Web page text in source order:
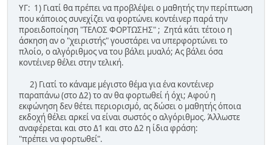
ΥΓ: 1) Γιατί θα πρέπει να προβλέψει ο μαθητής την περίπτωση
που κάποιος συνεχίζει να φορτώνει κοντέινερ παρά την
προειδοποίηση "ΤΕΛΟΣ ΦΟΡΤΩΣΗΣ" ; Ζητά κάτι τέτοιο η
άσκηση αν ο "χειριστής" γουστάρει να υπερφορτώνει το
πλοίο, ο αλγόριθμος να του βάλει μυαλό; Ας βάλει όσα
κοντέινερ θέλει στην τελική.
2) Γιατί το κάναμε μέγιστο θέμα για ένα κοντέινερ
παραπάνω (στο Δ2) το αν θα φορτωθεί ή όχι; Αφού η
εκφώνηση δεν θέτει περιορισμό, ας δώσει ο μαθητής όποια
εκδοχή θέλει αρκεί να είναι σωστός ο αλγόριθμος. Άλλωστε
αναφέρεται και στο Δ1 και στο Δ2 η ίδια φράση:
"πρέπει να φορτωθεί".